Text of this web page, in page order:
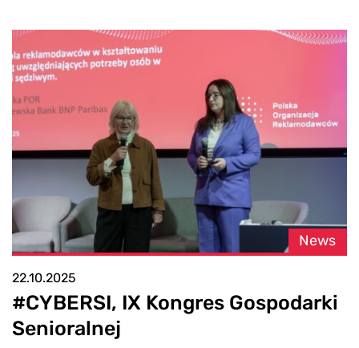
News
22.10.2025
#CYBERSI, IX Kongres Gospodarki
Senioralnej